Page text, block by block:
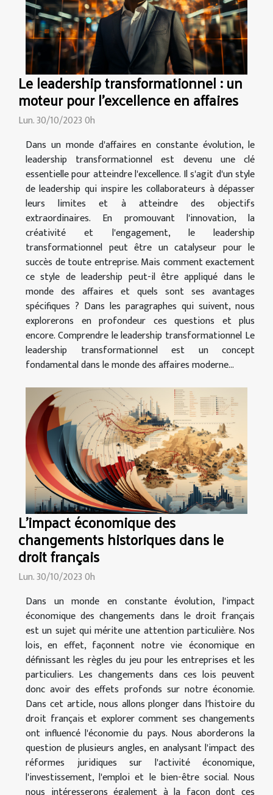
Le leadership transformationnel : un
moteur pour l'excellence en affaires
Lun. 30/10/2023 0h
Dans un monde d'affaires en constante évolution, le
leadership transformationnel est devenu une clé
essentielle pour atteindre l'excellence. Il s'agit d'un style
de leadership qui inspire les collaborateurs à dépasser
leurs limites et à atteindre des objectifs
extraordinaires. En promouvant l'innovation, la
créativité et l'engagement, le leadership
transformationnel peut être un catalyseur pour le
succès de toute entreprise. Mais comment exactement
ce style de leadership peut-il être appliqué dans le
monde des affaires et quels sont ses avantages
spécifiques ? Dans les paragraphes qui suivent, nous
explorerons en profondeur ces questions et plus
encore. Comprendre le leadership transformationnel Le
leadership transformationnel est un concept
fondamental dans le monde des affaires moderne...
L'impact économique des
changements historiques dans le
droit français
Lun. 30/10/2023 0h
Dans un monde en constante évolution, l'impact
économique des changements dans le droit français
est un sujet qui mérite une attention particulière. Nos
lois, en effet, façonnent notre vie économique en
définissant les règles du jeu pour les entreprises et les
particuliers. Les changements dans ces lois peuvent
donc avoir des effets profonds sur notre économie.
Dans cet article, nous allons plonger dans l'histoire du
droit français et explorer comment ses changements
ont influencé l'économie du pays. Nous aborderons la
question de plusieurs angles, en analysant l'impact des
réformes juridiques sur l'activité économique,
l'investissement, l'emploi et le bien-être social. Nous